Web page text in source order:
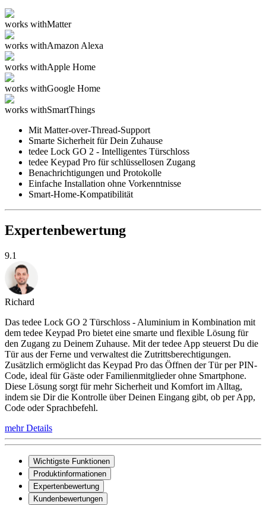
works withMatter
works withAmazon Alexa
works withApple Home
works withGoogle Home
works withSmartThings
Mit Matter-over-Thread-Support
Smarte Sicherheit für Dein Zuhause
tedee Lock GO 2 - Intelligentes Türschloss
tedee Keypad Pro für schlüssellosen Zugang
Benachrichtigungen und Protokolle
Einfache Installation ohne Vorkenntnisse
Smart-Home-Kompatibilität
Expertenbewertung
9.1
Richard
Das tedee Lock GO 2 Türschloss - Aluminium in Kombination mit
dem tedee Keypad Pro bietet eine smarte und flexible Lösung für
den Zugang zu Deinem Zuhause. Mit der tedee App steuerst Du die
Tür aus der Ferne und verwaltest die Zutrittsberechtigungen.
Zusätzlich ermöglicht das Keypad Pro das Öffnen der Tür per PIN-
Code, ideal für Gäste oder Familienmitglieder ohne Smartphone.
Diese Lösung sorgt für mehr Sicherheit und Komfort im Alltag,
indem sie Dir die Kontrolle über Deinen Eingang gibt, ob per App,
Code oder Sprachbefehl.
mehr Details
Wichtigste Funktionen
Produktinformationen
Expertenbewertung
Kundenbewertungen